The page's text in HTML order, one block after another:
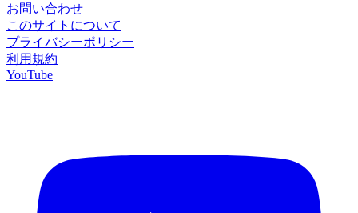
お問い合わせ
このサイトについて
プライバシーポリシー
利用規約
YouTube